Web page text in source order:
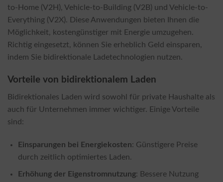
to-Home (V2H), Vehicle-to-Building (V2B) und Vehicle-to-
Everything (V2X). Diese Anwendungen bieten Ihnen die
Möglichkeit, kostengünstiger mit Energie umzugehen.
Richtig eingesetzt, können Sie erheblich Geld einsparen,
indem Sie bidirektionale Ladetechnologien nutzen.
Vorteile von bidirektionalem Laden
Bidirektionales Laden wird sowohl für private Haushalte als
auch für Unternehmen immer wichtiger. Einige Vorteile
sind:
Einsparungen bei Energiekosten: Günstigere Preise
durch zeitlich optimiertes Laden.
Erhöhung der Eigenstromnutzung: Bessere Nutzung